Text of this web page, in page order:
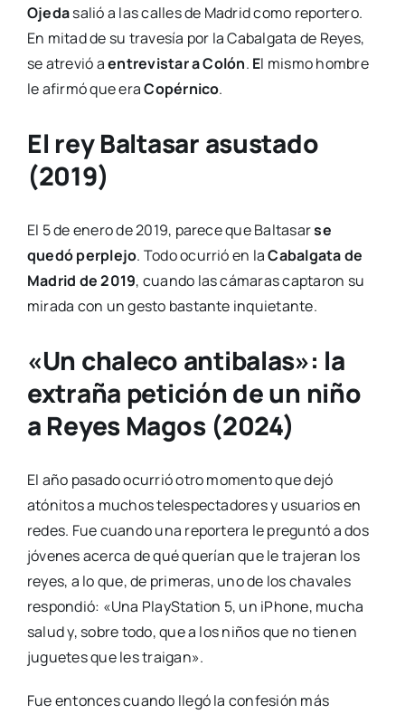
Ojedasalió a las calles de Madrid como reportero.
En mitad de su travesía por la Cabalgata de Reyes,
se atrevió aentrevistar a Colón. El mismo hombre
le afirmó que eraCopérnico.
El rey Baltasar asustado
(2019)
El 5 de enero de 2019, parece que Baltasarse
quedó perplejo. Todo ocurrió en laCabalgata de
Madrid de 2019, cuando las cámaras captaron su
mirada con un gesto bastante inquietante.
«Un chaleco antibalas»: la
extraña petición de un niño
a Reyes Magos (2024)
El año pasado ocurrió otro momento que dejó
atónitos a muchos telespectadores y usuarios en
redes. Fue cuando una reportera le preguntó a dos
jóvenes acerca de qué querían que le trajeran los
reyes, a lo que, de primeras, uno de los chavales
respondió: «Una PlayStation 5, un iPhone, mucha
salud y, sobre todo, que a los niños que no tienen
juguetes que les traigan».
Fue entonces cuando llegó la confesión más